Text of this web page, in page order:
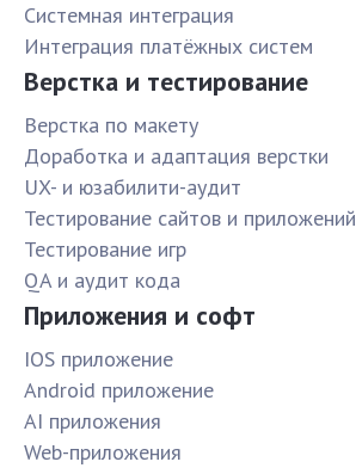
Системная интеграция
Интеграция платёжных систем
Верстка и тестирование
Верстка по макету
Доработка и адаптация верстки
UX- и юзабилити-аудит
Тестирование сайтов и приложений
Тестирование игр
QA и аудит кода
Приложения и софт
IOS приложение
Android приложение
AI приложения
Web-приложения